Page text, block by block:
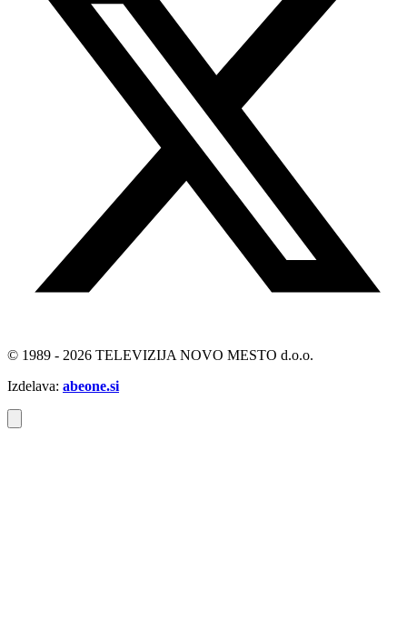
© 1989 - 2026 TELEVIZIJA NOVO MESTO d.o.o.
Izdelava: abeone.si